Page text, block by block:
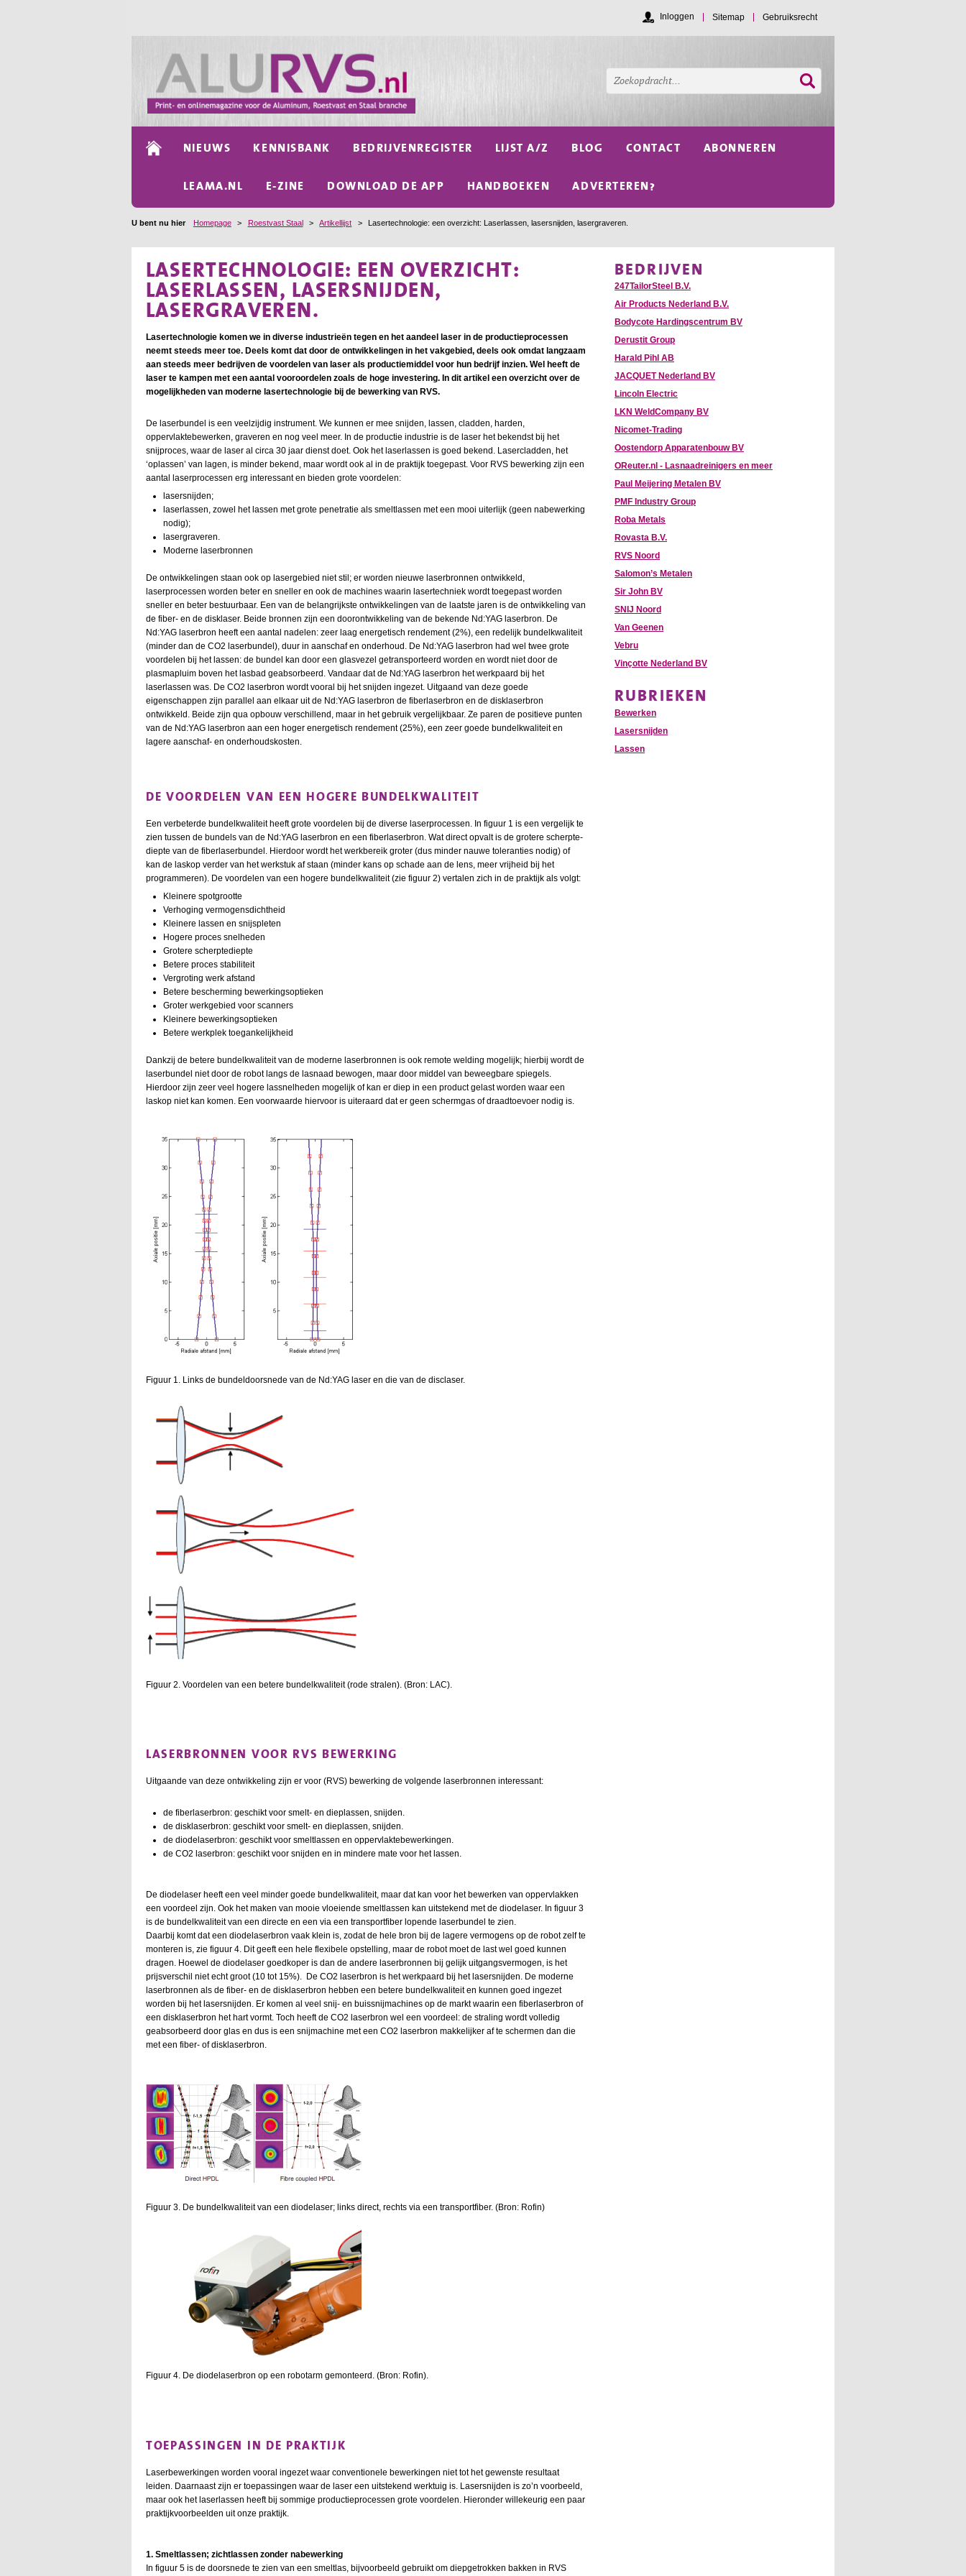
Sitemap Gebruiksrecht
Inloggen
NIEUWS KENNISBANK BEDRIJVENREGISTER LIJST A/Z BLOG CONTACT ABONNEREN
LEAMA.NL E-ZINE DOWNLOAD DE APP HANDBOEKEN ADVERTEREN?
U bent nu hier Homepage > Roestvast Staal > Artikellijst > Lasertechnologie: een overzicht: Laserlassen, lasersnijden, lasergraveren.
LASERTECHNOLOGIE: EEN OVERZICHT:
LASERLASSEN, LASERSNIJDEN,
LASERGRAVEREN.
Lasertechnologie komen we in diverse industrieën tegen en het aandeel laser in de productieprocessen
neemt steeds meer toe. Deels komt dat door de ontwikkelingen in het vakgebied, deels ook omdat langzaam
aan steeds meer bedrijven de voordelen van laser als productiemiddel voor hun bedrijf inzien. Wel heeft de
laser te kampen met een aantal vooroordelen zoals de hoge investering. In dit artikel een overzicht over de
mogelijkheden van moderne lasertechnologie bij de bewerking van RVS.
De laserbundel is een veelzijdig instrument. We kunnen er mee snijden, lassen, cladden, harden,
oppervlaktebewerken, graveren en nog veel meer. In de productie industrie is de laser het bekendst bij het
snijproces, waar de laser al circa 30 jaar dienst doet. Ook het laserlassen is goed bekend. Lasercladden, het
‘oplassen’ van lagen, is minder bekend, maar wordt ook al in de praktijk toegepast. Voor RVS bewerking zijn een
aantal laserprocessen erg interessant en bieden grote voordelen:
lasersnijden;
laserlassen, zowel het lassen met grote penetratie als smeltlassen met een mooi uiterlijk (geen nabewerking
nodig);
lasergraveren.
Moderne laserbronnen
De ontwikkelingen staan ook op lasergebied niet stil; er worden nieuwe laserbronnen ontwikkeld,
laserprocessen worden beter en sneller en ook de machines waarin lasertechniek wordt toegepast worden
sneller en beter bestuurbaar. Een van de belangrijkste ontwikkelingen van de laatste jaren is de ontwikkeling van
de fiber- en de disklaser. Beide bronnen zijn een doorontwikkeling van de bekende Nd:YAG laserbron. De
Nd:YAG laserbron heeft een aantal nadelen: zeer laag energetisch rendement (2%), een redelijk bundelkwaliteit
(minder dan de CO2 laserbundel), duur in aanschaf en onderhoud. De Nd:YAG laserbron had wel twee grote
voordelen bij het lassen: de bundel kan door een glasvezel getransporteerd worden en wordt niet door de
plasmapluim boven het lasbad geabsorbeerd. Vandaar dat de Nd:YAG laserbron het werkpaard bij het
laserlassen was. De CO2 laserbron wordt vooral bij het snijden ingezet. Uitgaand van deze goede
eigenschappen zijn parallel aan elkaar uit de Nd:YAG laserbron de fiberlaserbron en de disklaserbron
ontwikkeld. Beide zijn qua opbouw verschillend, maar in het gebruik vergelijkbaar. Ze paren de positieve punten
van de Nd:YAG laserbron aan een hoger energetisch rendement (25%), een zeer goede bundelkwaliteit en
lagere aanschaf- en onderhoudskosten.
DE VOORDELEN VAN EEN HOGERE BUNDELKWALITEIT
Een verbeterde bundelkwaliteit heeft grote voordelen bij de diverse laserprocessen. In figuur 1 is een vergelijk te
zien tussen de bundels van de Nd:YAG laserbron en een fiberlaserbron. Wat direct opvalt is de grotere scherpte-
diepte van de fiberlaserbundel. Hierdoor wordt het werkbereik groter (dus minder nauwe toleranties nodig) of
kan de laskop verder van het werkstuk af staan (minder kans op schade aan de lens, meer vrijheid bij het
programmeren). De voordelen van een hogere bundelkwaliteit (zie figuur 2) vertalen zich in de praktijk als volgt:
Kleinere spotgrootte
Verhoging vermogensdichtheid
Kleinere lassen en snijspleten
Hogere proces snelheden
Grotere scherptediepte
Betere proces stabiliteit
Vergroting werk afstand
Betere bescherming bewerkingsoptieken
Groter werkgebied voor scanners
Kleinere bewerkingsoptieken
Betere werkplek toegankelijkheid
Dankzij de betere bundelkwaliteit van de moderne laserbronnen is ook remote welding mogelijk; hierbij wordt de
laserbundel niet door de robot langs de lasnaad bewogen, maar door middel van beweegbare spiegels.
Hierdoor zijn zeer veel hogere lassnelheden mogelijk of kan er diep in een product gelast worden waar een
laskop niet kan komen. Een voorwaarde hiervoor is uiteraard dat er geen schermgas of draadtoevoer nodig is.
Figuur 1. Links de bundeldoorsnede van de Nd:YAG laser en die van de disclaser.
Figuur 2. Voordelen van een betere bundelkwaliteit (rode stralen). (Bron: LAC).
LASERBRONNEN VOOR RVS BEWERKING
Uitgaande van deze ontwikkeling zijn er voor (RVS) bewerking de volgende laserbronnen interessant:
de fiberlaserbron: geschikt voor smelt- en dieplassen, snijden.
de disklaserbron: geschikt voor smelt- en dieplassen, snijden.
de diodelaserbron: geschikt voor smeltlassen en oppervlaktebewerkingen.
de CO2 laserbron: geschikt voor snijden en in mindere mate voor het lassen.
De diodelaser heeft een veel minder goede bundelkwaliteit, maar dat kan voor het bewerken van oppervlakken
een voordeel zijn. Ook het maken van mooie vloeiende smeltlassen kan uitstekend met de diodelaser. In figuur 3
is de bundelkwaliteit van een directe en een via een transportfiber lopende laserbundel te zien.
Daarbij komt dat een diodelaserbron vaak klein is, zodat de hele bron bij de lagere vermogens op de robot zelf te
monteren is, zie figuur 4. Dit geeft een hele flexibele opstelling, maar de robot moet de last wel goed kunnen
dragen. Hoewel de diodelaser goedkoper is dan de andere laserbronnen bij gelijk uitgangsvermogen, is het
prijsverschil niet echt groot (10 tot 15%). De CO2 laserbron is het werkpaard bij het lasersnijden. De moderne
laserbronnen als de fiber- en de disklaserbron hebben een betere bundelkwaliteit en kunnen goed ingezet
worden bij het lasersnijden. Er komen al veel snij- en buissnijmachines op de markt waarin een fiberlaserbron of
een disklaserbron het hart vormt. Toch heeft de CO2 laserbron wel een voordeel: de straling wordt volledig
geabsorbeerd door glas en dus is een snijmachine met een CO2 laserbron makkelijker af te schermen dan die
met een fiber- of disklaserbron.
Figuur 3. De bundelkwaliteit van een diodelaser; links direct, rechts via een transportfiber. (Bron: Rofin)
Figuur 4. De diodelaserbron op een robotarm gemonteerd. (Bron: Rofin).
TOEPASSINGEN IN DE PRAKTIJK
Laserbewerkingen worden vooral ingezet waar conventionele bewerkingen niet tot het gewenste resultaat
leiden. Daarnaast zijn er toepassingen waar de laser een uitstekend werktuig is. Lasersnijden is zo’n voorbeeld,
maar ook het laserlassen heeft bij sommige productieprocessen grote voordelen. Hieronder willekeurig een paar
praktijkvoorbeelden uit onze praktijk.
1. Smeltlassen; zichtlassen zonder nabewerking
In figuur 5 is de doorsnede te zien van een smeltlas, bijvoorbeeld gebruikt om diepgetrokken bakken in RVS
BEDRIJVEN
247TailorSteel B.V.
Air Products Nederland B.V.
Bodycote Hardingscentrum BV
Derustit Group
Harald Pihl AB
JACQUET Nederland BV
Lincoln Electric
LKN WeldCompany BV
Nicomet-Trading
Oostendorp Apparatenbouw BV
OReuter.nl - Lasnaadreinigers en meer
Paul Meijering Metalen BV
PMF Industry Group
Roba Metals
Rovasta B.V.
RVS Noord
Salomon’s Metalen
Sir John BV
SNIJ Noord
Van Geenen
Vebru
Vinçotte Nederland BV
RUBRIEKEN
Bewerken
Lasersnijden
Lassen